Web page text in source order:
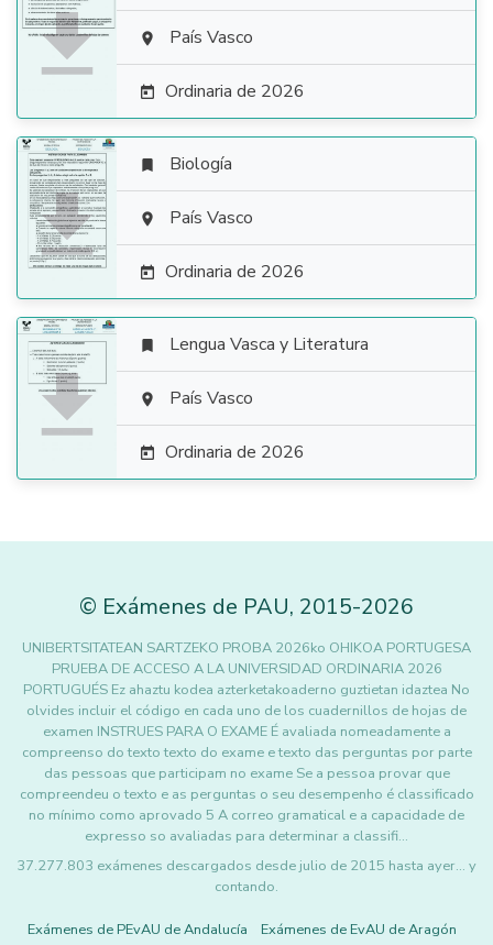
  País Vasco
 Ordinaria de 2026

 Biología
 País Vasco
 Ordinaria de 2026

 Lengua Vasca y Literatura
 País Vasco
 Ordinaria de 2026
© Exámenes de PAU, 2015-2026
UNIBERTSITATEAN SARTZEKO PROBA 2026ko OHIKOA PORTUGESA
PRUEBA DE ACCESO A LA UNIVERSIDAD ORDINARIA 2026
PORTUGUÉS Ez ahaztu kodea azterketakoaderno guztietan idaztea No
olvides incluir el código en cada uno de los cuadernillos de hojas de
examen INSTRUES PARA O EXAME É avaliada nomeadamente a
compreenso do texto texto do exame e texto das perguntas por parte
das pessoas que participam no exame Se a pessoa provar que
compreendeu o texto e as perguntas o seu desempenho é classificado
no mínimo como aprovado 5 A correo gramatical e a capacidade de
expresso so avaliadas para determinar a classifi…
37.277.803 exámenes descargados desde julio de 2015 hasta ayer... y
contando.
Exámenes de PEvAU de Andalucía
Exámenes de EvAU de Aragón